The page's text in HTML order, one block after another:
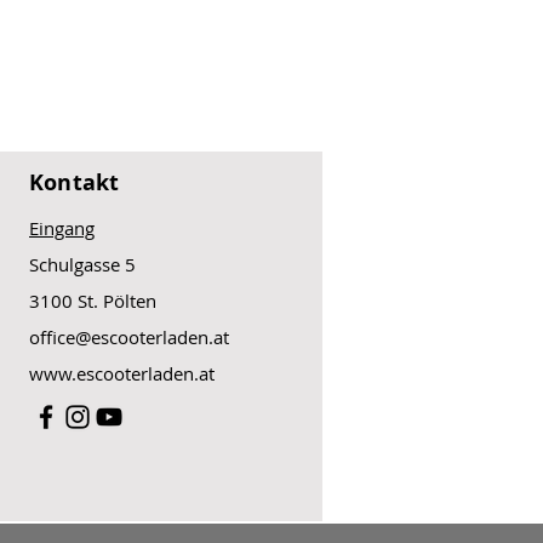
Kontakt
Eingang
Schulgasse 5
3100 St. Pölten
office@escooterladen.at
www.escooterladen.at